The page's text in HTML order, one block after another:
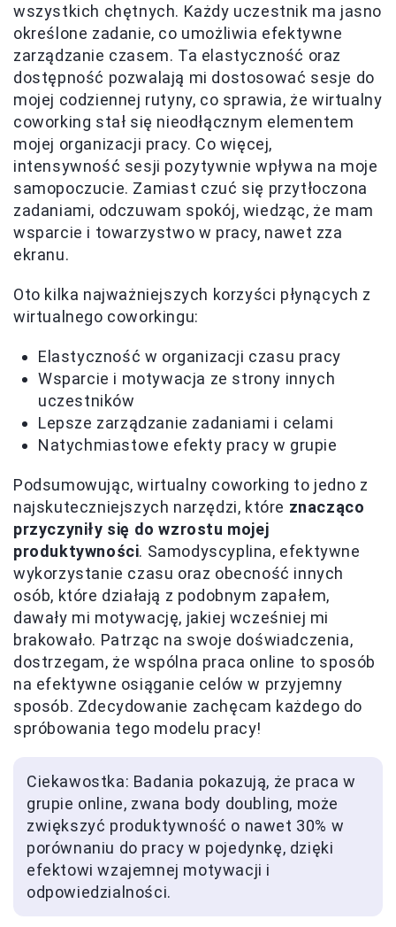
wszystkich chętnych. Każdy uczestnik ma jasno
określone zadanie, co umożliwia efektywne
zarządzanie czasem. Ta elastyczność oraz
dostępność pozwalają mi dostosować sesje do
mojej codziennej rutyny, co sprawia, że wirtualny
coworking stał się nieodłącznym elementem
mojej organizacji pracy. Co więcej,
intensywność sesji pozytywnie wpływa na moje
samopoczucie. Zamiast czuć się przytłoczona
zadaniami, odczuwam spokój, wiedząc, że mam
wsparcie i towarzystwo w pracy, nawet zza
ekranu.
Oto kilka najważniejszych korzyści płynących z
wirtualnego coworkingu:
Elastyczność w organizacji czasu pracy
Wsparcie i motywacja ze strony innych
uczestników
Lepsze zarządzanie zadaniami i celami
Natychmiastowe efekty pracy w grupie
Podsumowując, wirtualny coworking to jedno z
najskuteczniejszych narzędzi, które znacząco
przyczyniły się do wzrostu mojej
produktywności. Samodyscyplina, efektywne
wykorzystanie czasu oraz obecność innych
osób, które działają z podobnym zapałem,
dawały mi motywację, jakiej wcześniej mi
brakowało. Patrząc na swoje doświadczenia,
dostrzegam, że wspólna praca online to sposób
na efektywne osiąganie celów w przyjemny
sposób. Zdecydowanie zachęcam każdego do
spróbowania tego modelu pracy!
Ciekawostka: Badania pokazują, że praca w
grupie online, zwana body doubling, może
zwiększyć produktywność o nawet 30% w
porównaniu do pracy w pojedynkę, dzięki
efektowi wzajemnej motywacji i
odpowiedzialności.